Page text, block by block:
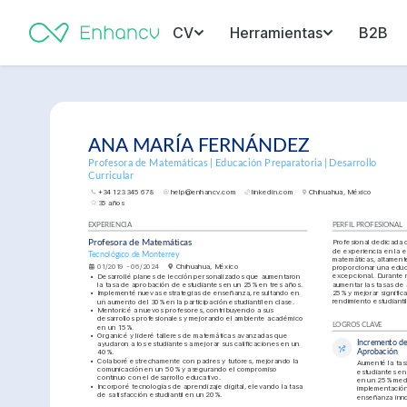
CV Herramientas B2B
ANA MARÍA FERNÁNDEZ
Profesora de Matemáticas | Educación Preparatoria | Desarrollo
Curricular
+34 123 345 678 help@enhancv.com linkedin.com
Chihuahua, México
35 años
EXPERIENCIA
Profesora de Matemáticas
Tecnológico de Monterrey
01/2019 - 06/2024 Chihuahua, México
•
Desarrollé planes de lección personalizados que aumentaron
la tasa de aprobación de estudiantes en un 25% en tres años.
•
Implementé nuevas estrategias de enseñanza, resultando en
un aumento del 30% en la participación estudiantil en clase.
• Mentoricé a nuevos profesores, contribuyendo a sus
desarrollos profesionales y mejorando el ambiente académico
en un 15%.
• Organicé y lideré talleres de matemáticas avanzadas que
ayudaron a los estudiantes a mejorar sus calificaciones en un
40%.
• Colaboré estrechamente con padres y tutores, mejorando la
comunicación en un 50% y asegurando el compromiso
continuo con el desarrollo educativo.
•
Incorporé tecnologías de aprendizaje digital, elevando la tasa
de satisfacción estudiantil en un 20%.
PERFIL PROFESIONAL
Profesional dedicada
de experiencia en la
matemáticas,
proporcionar una
excepcional. Durante
aumentar las tasas
25% y mejorar
rendimiento
LOGROS CLAVE
Incremento
Aprobación
Aumenté la
estudiantes
en un 25%
enseñanza